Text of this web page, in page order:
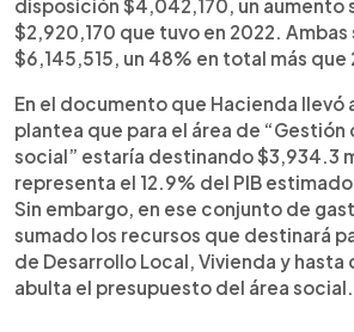
disposición $4,042,170, un aumento
$2,920,170 que tuvo en 2022. Ambas
$6,145,515, un 48% en total más que
En el documento que Hacienda llevó
plantea que para el área de
social” estaría destinando $3,934.3
representa el 12.9% del PIB
Sin embargo, en ese conjunto de
sumado los recursos que destinará
de Desarrollo Local, Vivienda y hasta
abulta el presupuesto del área social.